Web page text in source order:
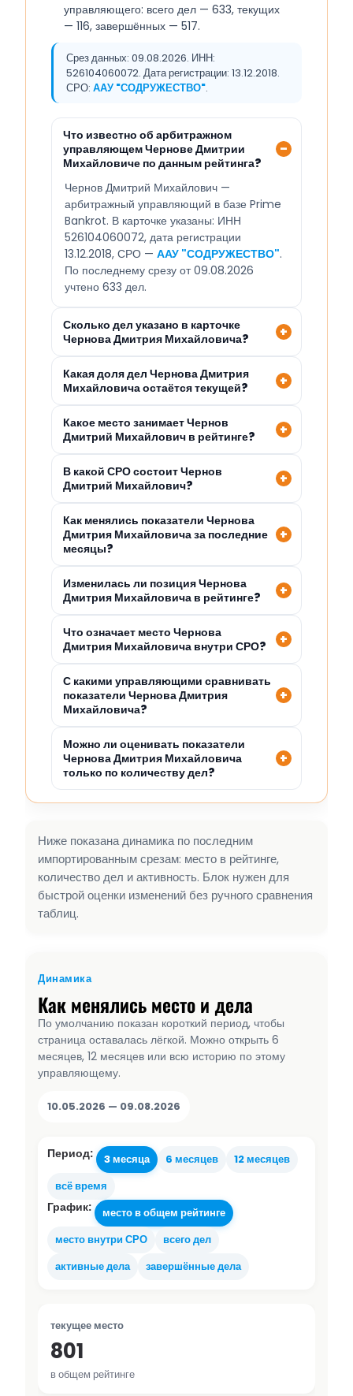
управляющего: всего дел — 633, текущих
— 116, завершённых — 517.
Срез данных: 09.08.2026. ИНН:
526104060072. Дата регистрации: 13.12.2018.
СРО: ААУ "СОДРУЖЕСТВО".
Что известно об арбитражном
управляющем Чернове Дмитрии
Михайловиче по данным рейтинга?
Чернов Дмитрий Михайлович —
арбитражный управляющий в базе Prime
Bankrot. В карточке указаны: ИНН
526104060072, дата регистрации
13.12.2018, СРО — ААУ "СОДРУЖЕСТВО".
По последнему срезу от 09.08.2026
учтено 633 дел.
Сколько дел указано в карточке
Чернова Дмитрия Михайловича?
Какая доля дел Чернова Дмитрия
Михайловича остаётся текущей?
Какое место занимает Чернов
Дмитрий Михайлович в рейтинге?
В какой СРО состоит Чернов
Дмитрий Михайлович?
Как менялись показатели Чернова
Дмитрия Михайловича за последние
месяцы?
Изменилась ли позиция Чернова
Дмитрия Михайловича в рейтинге?
Что означает место Чернова
Дмитрия Михайловича внутри СРО?
С какими управляющими сравнивать
показатели Чернова Дмитрия
Михайловича?
Можно ли оценивать показатели
Чернова Дмитрия Михайловича
только по количеству дел?
Ниже показана динамика по последним
импортированным срезам: место в рейтинге,
количество дел и активность. Блок нужен для
быстрой оценки изменений без ручного сравнения
таблиц.
Динамика
Как менялись место и дела
По умолчанию показан короткий период, чтобы
страница оставалась лёгкой. Можно открыть 6
месяцев, 12 месяцев или всю историю по этому
управляющему.
10.05.2026 — 09.08.2026
Период: 3 месяца 6 месяцев
12 месяцев
всё время
График:
место в общем рейтинге
место внутри СРО
всего дел
активные дела
завершённые дела
текущее место
801
в общем рейтинге